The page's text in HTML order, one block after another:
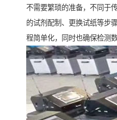
不需要繁琐的准备，不同于
的试剂配制、更换试纸等步
程简单化，同时也确保检测